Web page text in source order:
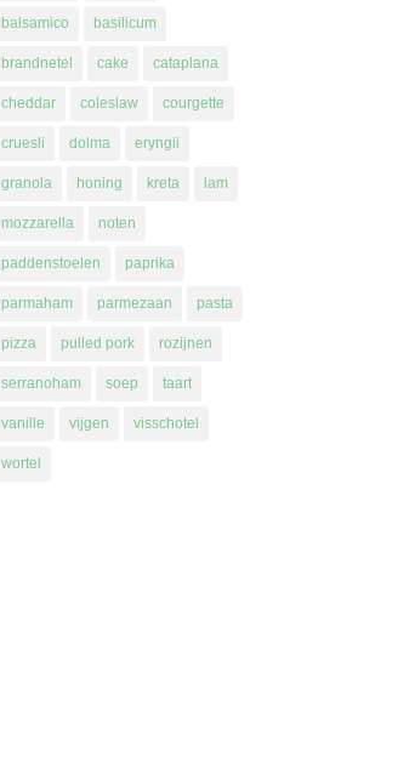
balsamico basilicum
brandnetel cake cataplana
cheddar coleslaw courgette
cruesli dolma eryngii
granola honing kreta lam
mozzarella noten
paddenstoelen paprika
parmaham parmezaan pasta
pizza pulled pork rozijnen
serranoham soep taart
vanille vijgen visschotel
wortel